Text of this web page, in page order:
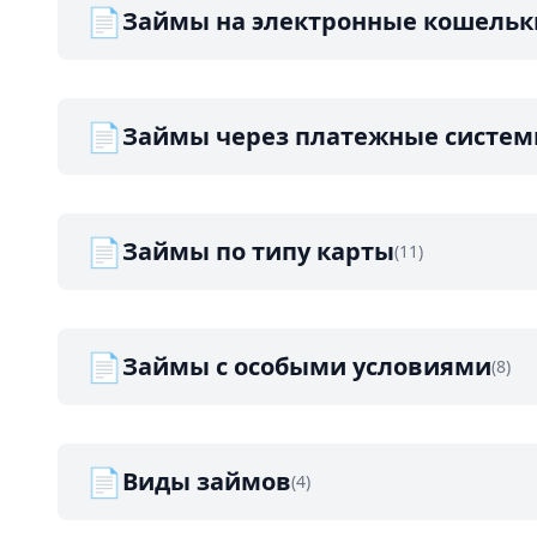
📄Займы на электронные
📄Займы через платежные
📄Займы по типу карты(11)
📄Займы с особыми условиями(8)
📄Виды займов(4)